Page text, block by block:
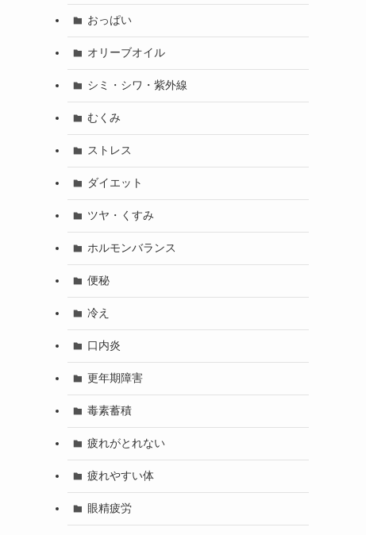
おっぱい
オリーブオイル
シミ・シワ・紫外線
むくみ
ストレス
ダイエット
ツヤ・くすみ
ホルモンバランス
便秘
冷え
口内炎
更年期障害
毒素蓄積
疲れがとれない
疲れやすい体
眼精疲労